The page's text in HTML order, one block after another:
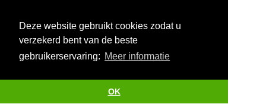
Deze website gebruikt cookies zodat u
verzekerd bent van de beste
gebruikerservaring: Meer informatie
OK